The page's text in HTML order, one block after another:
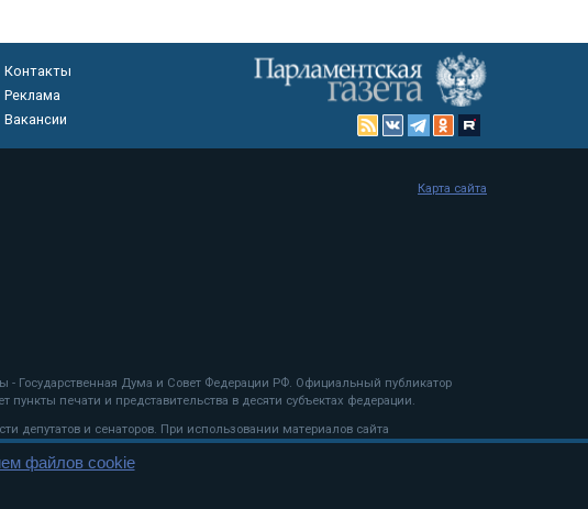
Контакты
Реклама
Вакансии
- Государственная Дума и Совет Федерации РФ. Официальный публикатор
печати и представительства в десяти субъектах федерации.
депутатов и сенаторов. При использовании материалов сайта
Карта сайта
файлов cookie